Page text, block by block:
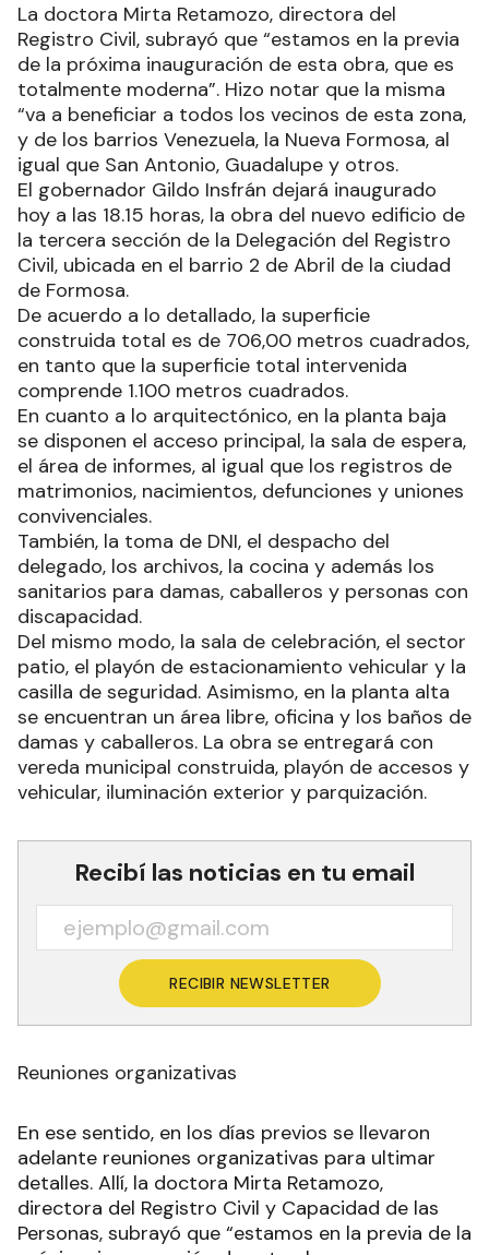
La doctora Mirta Retamozo, directora del
Registro Civil, subrayó que “estamos en la previa
de la próxima inauguración de esta obra, que es
totalmente moderna”. Hizo notar que la misma
“va a beneficiar a todos los vecinos de esta zona,
y de los barrios Venezuela, la Nueva Formosa, al
igual que San Antonio, Guadalupe y otros.
El gobernador Gildo Insfrán dejará inaugurado
hoy a las 18.15 horas, la obra del nuevo edificio de
la tercera sección de la Delegación del Registro
Civil, ubicada en el barrio 2 de Abril de la ciudad
de Formosa.
De acuerdo a lo detallado, la superficie
construida total es de 706,00 metros cuadrados,
en tanto que la superficie total intervenida
comprende 1.100 metros cuadrados.
En cuanto a lo arquitectónico, en la planta baja
se disponen el acceso principal, la sala de espera,
el área de informes, al igual que los registros de
matrimonios, nacimientos, defunciones y uniones
convivenciales.
También, la toma de DNI, el despacho del
delegado, los archivos, la cocina y además los
sanitarios para damas, caballeros y personas con
discapacidad.
Del mismo modo, la sala de celebración, el sector
patio, el playón de estacionamiento vehicular y la
casilla de seguridad. Asimismo, en la planta alta
se encuentran un área libre, oficina y los baños de
damas y caballeros. La obra se entregará con
vereda municipal construida, playón de accesos y
vehicular, iluminación exterior y parquización.
Recibí las noticias en tu email
RECIBIR NEWSLETTER
Reuniones organizativas
En ese sentido, en los días previos se llevaron
adelante reuniones organizativas para ultimar
detalles. Allí, la doctora Mirta Retamozo,
directora del Registro Civil y Capacidad de las
Personas, subrayó que “estamos en la previa de la